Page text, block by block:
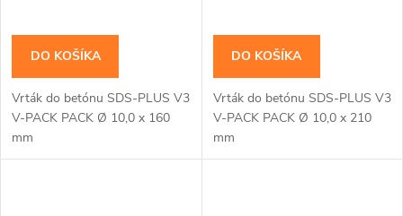
DO KOŠÍKA
Vrták do betónu SDS-PLUS V3
V-PACK PACK Ø 10,0 x 160
mm
DO KOŠÍKA
Vrták do betónu SDS-PLUS V3
V-PACK PACK Ø 10,0 x 210
mm